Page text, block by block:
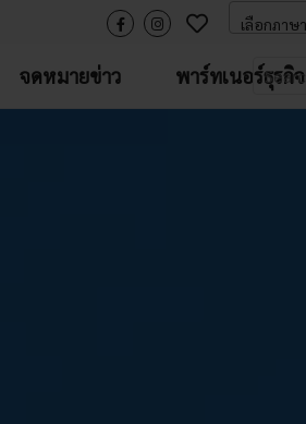
จดหมายข่าว พาร์ทเนอร์ธุรกิจ